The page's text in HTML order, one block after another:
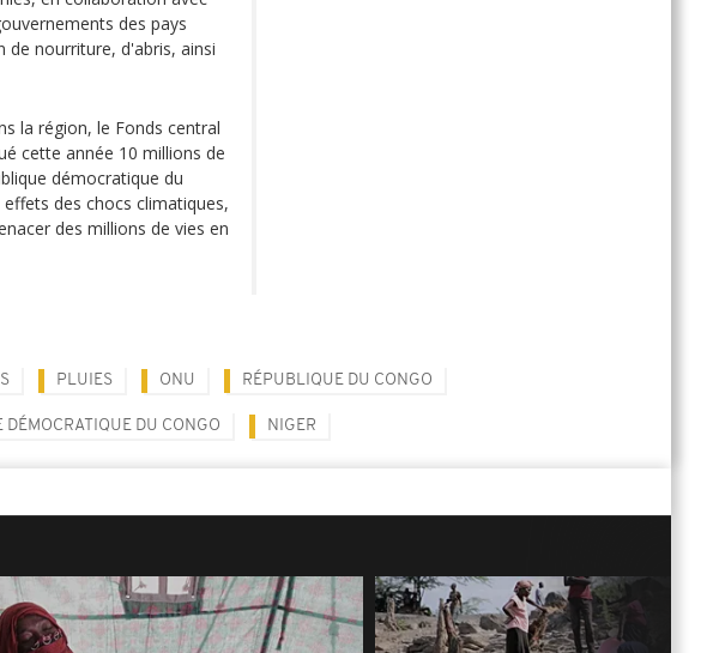
des pays
de nourriture, d'abris, ainsi
la région, le Fonds central
cette année 10 millions de
démocratique du
des chocs climatiques,
des millions de vies en
PLUIES ONU RÉPUBLIQUE DU CONGO
DÉMOCRATIQUE DU CONGO NIGER